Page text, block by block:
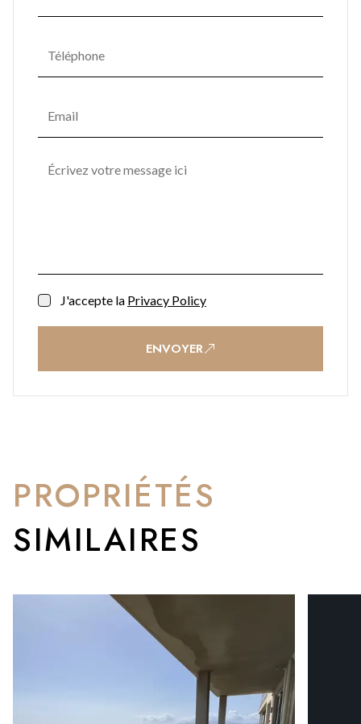
J'accepte la Privacy Policy
ENVOYER
PROPRIÉTÉS
SIMILAIRES